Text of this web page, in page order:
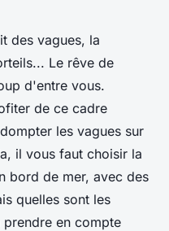
des vagues, la
Le rêve de
d'entre vous.
de ce cadre
les vagues sur
il vous faut choisir la
bord de mer, avec des
quelles sont les
en compte